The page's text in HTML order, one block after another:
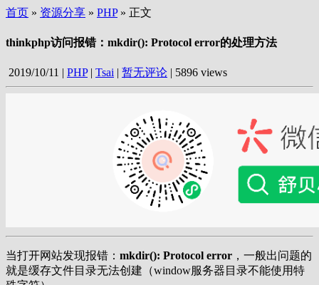
首页 » 资源分享 » PHP» 正文
thinkphp访问报错：mkdir(): Protocol error的处理方法
2019/10/11 | PHP | Tsai | 暂无评论 | 5896 views
当打开网站发现报错： mkdir(): Protocol error ，一般出问题的
就是缓存文件目录无法创建（window服务器目录不能使用特